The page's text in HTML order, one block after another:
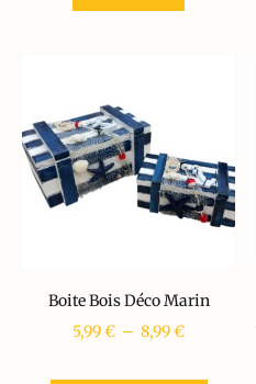
Boite Bois Déco Marin
5,99€ – 8,99€